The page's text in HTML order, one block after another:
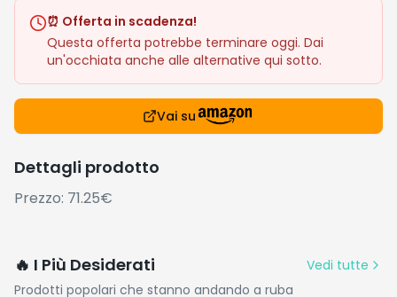
⏰ Offerta in scadenza!
Questa offerta potrebbe terminare oggi. Dai
un'occhiata anche alle alternative qui sotto.
Vai su
Dettagli prodotto
Prezzo: 71.25€
🔥 I Più Desiderati
Vedi tutte
Prodotti popolari che stanno andando a ruba